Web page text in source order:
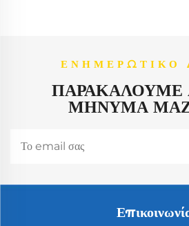
ΕΝΗΜΕΡΩΤΙΚΌ
ΠΑΡΑΚΑΛΟΎΜΕ
ΜΉΝΥΜΑ